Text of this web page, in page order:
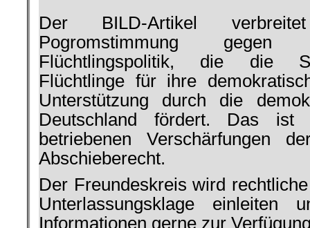
Der BILD-Artikel
Pogromstimmung gegen
Flüchtlingspolitik, die die
Flüchtlinge für ihre
Unterstützung durch die
Deutschland fördert. Das
betriebenen Verschärfungen
Abschieberecht.
Der Freundeskreis wird
Unterlassungsklage
Informationen gerne zur